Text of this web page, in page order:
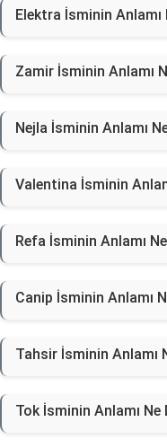
Elektra İsminin Anlamı
Zamir İsminin Anlamı
Nejla İsminin Anlamı
Valentina İsminin
Refa İsminin Anlamı
Canip İsminin Anlamı
Tahsir İsminin Anlamı
Tok İsminin Anlamı Ne